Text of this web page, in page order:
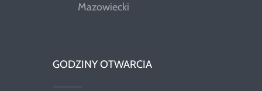
Mazowiecki
GODZINY OTWARCIA